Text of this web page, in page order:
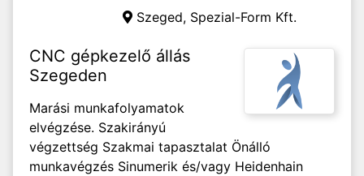
Szeged, Spezial-Form Kft.
CNC gépkezelő állás
Szegeden
Marási munkafolyamatok
elvégzése. Szakirányú
végzettség Szakmai tapasztalat Önálló
munkavégzés Sinumerik és/vagy Heidenhain